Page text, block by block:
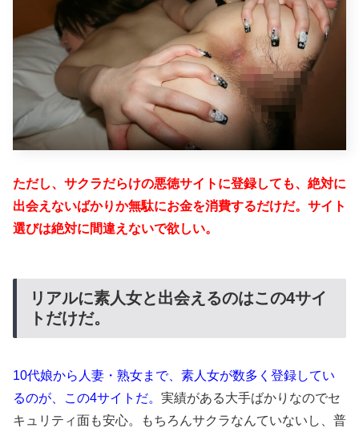
ただし、サクラだらけの悪徳サイトに登録しても、絶対に
出会えないばかりか無駄にお金を消費するだけだ。サイト
選びは絶対に間違えないで欲しい。
リアルに素人女と出会えるのはこの4サイ
トだけだ。
10代娘から人妻・熟女まで、素人女が数多く登録してい
るのが、この4サイトだ。 実績がある大手ばかりなのでセ
キュリティ面も安心。もちろんサクラなんていないし、普